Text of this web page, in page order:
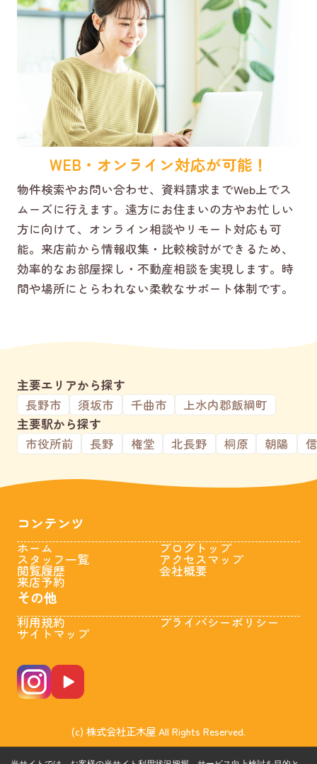
WEB・オンライン対応が可能！
物件検索やお問い合わせ、資料請求までWeb上でス
ムーズに行えます。遠方にお住まいの方やお忙しい
方に向けて、オンライン相談やリモート対応も可
能。来店前から情報収集・比較検討ができるため、
効率的なお部屋探し・不動産相談を実現します。時
間や場所にとらわれない柔軟なサポート体制です。
主要エリアから探す
長野市
須坂市 千曲市
上水内郡飯綱町
主要駅から探す
市役所前
長野 権堂 北長野 桐原 朝陽
コンテンツ
ホーム
スタッフ一覧
閲覧履歴
来店予約
ブログトップ
アクセスマップ
会社概要
その他
利用規約
サイトマップ
プライバシーポリシー
(c) 株式会社正木屋 All Rights Reserved.